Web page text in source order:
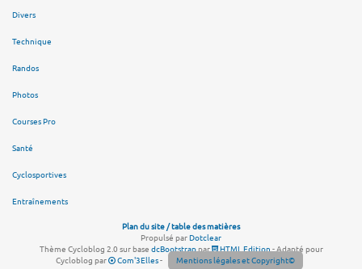
Divers
Technique
Randos
Photos
Courses Pro
Santé
Cyclosportives
Entraînements
Plan du site / table des matières
Propulsé parDotclear
Thème Cycloblog 2.0 sur base dcBootstrappar HTML Edition- Adapté pour
Cycloblog par
Com'3Elles- Mentions légales et Copyright©